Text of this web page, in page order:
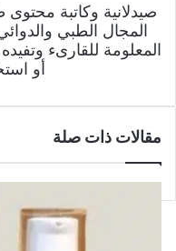
صيدلانية وكاتبة
المجال الطبي
المعلومة للقارىء
أو
مقالات ذات صلة